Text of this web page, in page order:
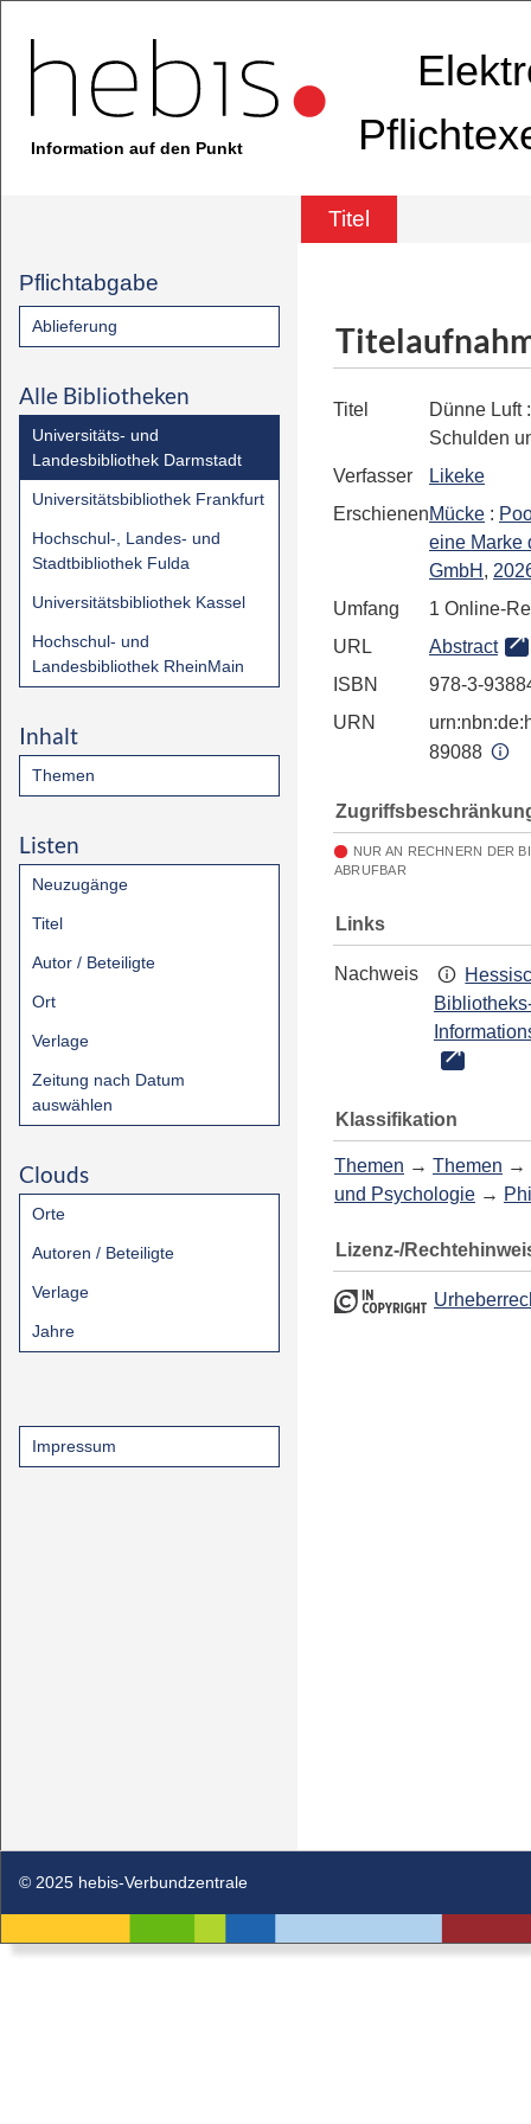
Information auf den Punkt
Titel
Pflichtabgabe
Ablieferung
Alle Bibliotheken
Universitäts- und
Landesbibliothek Darmstadt
Universitätsbibliothek Frankfurt
Hochschul-, Landes- und
Stadtbibliothek Fulda
Universitätsbibliothek Kassel
Hochschul- und
Landesbibliothek RheinMain
Inhalt
Themen
Listen
Neuzugänge
Titel
Autor / Beteiligte
Ort
Verlage
Zeitung nach Datum
auswählen
Clouds
Orte
Autoren / Beteiligte
Verlage
Jahre
Impressum
Titel Dünne Luft
Schulden
Verfasser
Likeke
ErschienenMücke :
eine Marke
GmbH ,
Umfang
1 Online-
URL
Abstract
ISBN
978-3-
URN
89088
NUR AN RECHNERN DER
ABRUFBAR
Links
Nachweis
Klassifikation
Themen → Themen →
und Psychologie →
Lizenz-/
© 2025 hebis-Verbundzentrale